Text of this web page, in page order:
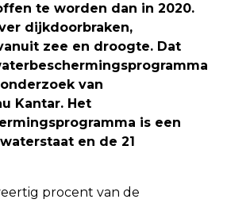
te worden dan in 2020.
dijkdoorbraken,
zee en droogte. Dat
van
Kantar. Het
is een
en de 21
procent van de